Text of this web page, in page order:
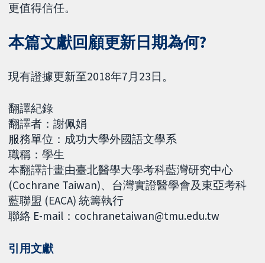
更值得信任。
本篇文獻回顧更新日期為何?
現有證據更新至2018年7月23日。
翻譯紀錄
翻譯者：謝佩娟
服務單位：成功大學外國語文學系
職稱：學生
本翻譯計畫由臺北醫學大學考科藍灣研究中心
(Cochrane Taiwan)、台灣實證醫學會及東亞考科
藍聯盟 (EACA) 統籌執行
聯絡 E-mail：cochranetaiwan@tmu.edu.tw
引用文獻